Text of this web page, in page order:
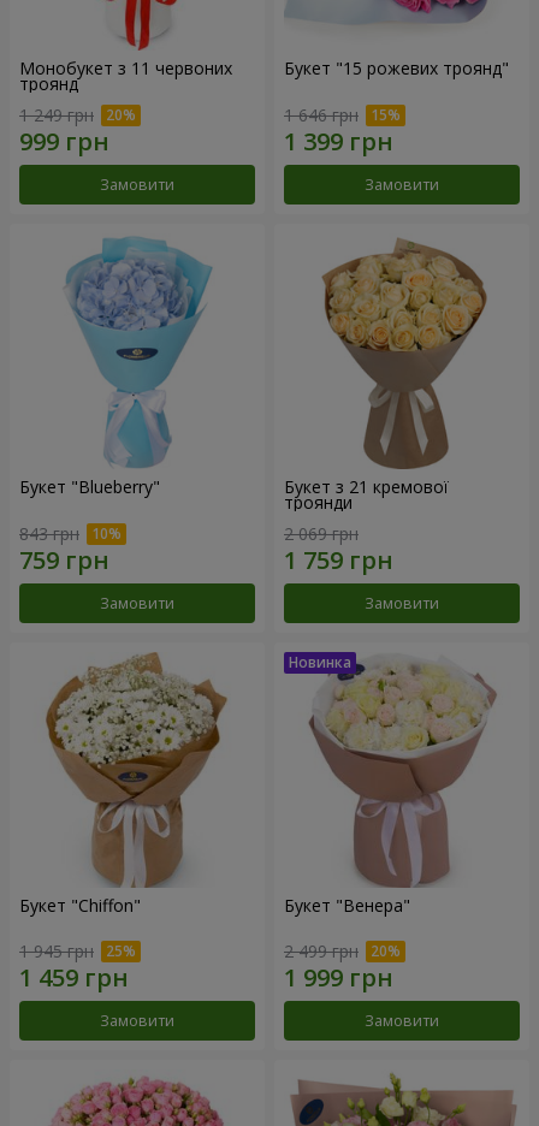
Монобукет з 11 червоних
троянд
1 249 грн
Замовити
Букет "15 рожевих троянд"
1 646 грн
Замовити
Букет "Blueberry"
843 грн
Замовити
Букет з 21 кремової
троянди
2 069 грн
Замовити
Букет "Chiffon"
1 945 грн
Замовити
Букет "Венера"
2 499 грн
Замовити